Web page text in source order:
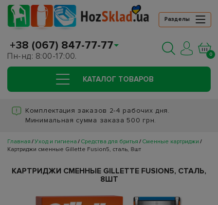
Разделы
+38 (067) 847-77-77
Пн-нд: 8:00-17:00. 0
КАТАЛОГ ТОВАРОВ
Комплектация заказов 2-4 рабочих дня.
Минимальная сумма заказа 500 грн.
Главная Уход и гигиена Средства для бритья
Сменные картриджи
Картриджи сменные Gillette Fusion5, сталь, 8шт
КАРТРИДЖИ СМЕННЫЕ GILLETTE FUSION5, СТАЛЬ,
8ШТ